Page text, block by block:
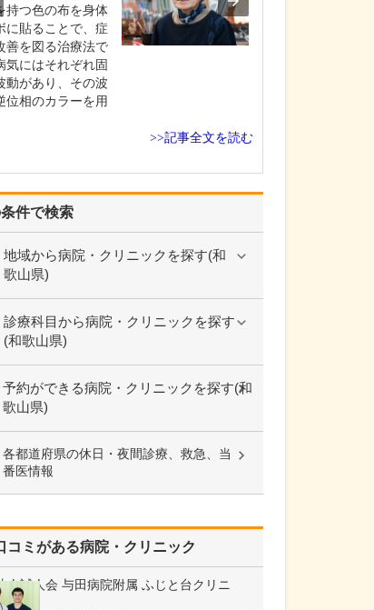
件で検索
地域から病院・クリニックを探す(和
歌山県)
診療科目から病院・クリニックを探す
(和歌山県)
予約ができる病院・クリニックを探す(和
歌山県)
各都道府県の休日・夜間診療、救急、当
番医情報
コミがある病院・クリニック
人誠人会 与田病院附属 ふじと台クリニ
持つ色の布を身体
に貼ることで、症
善を図る治療法で
気にはそれぞれ固
動があり、その波
位相のカラーを用
>>記事全文を読む